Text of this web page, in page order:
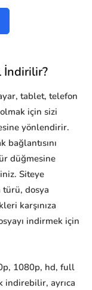
İndirilir?
tablet, telefon
için sizi
yönlendirir.
düğmesine
Siteye
dosya
karşınıza
indirmek için
1080p, hd, full
indirebilir, ayrıca